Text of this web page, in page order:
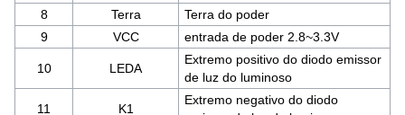
8 Terra
Terra do poder
9
VCC entrada de poder 2.8~3.3V
10 LEDA
Extremo positivo do diodo emissor
de luz do luminoso
11 K1
Extremo negativo do diodo